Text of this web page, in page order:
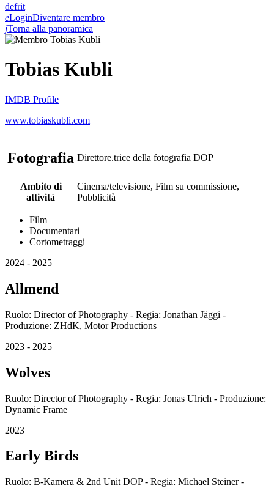
defrit
eLoginDiventare membro
jTorna alla panoramica
Tobias Kubli
IMDB Profile
www.tobiaskubli.com
Fotografia Direttore.trice della fotografia DOP
Ambito di
attività
Cinema/televisione, Film su commissione,
Pubblicità
Film
Documentari
Cortometraggi
2024 - 2025
Allmend
Ruolo: Director of Photography - Regia: Jonathan Jäggi -
Produzione: ZHdK, Motor Productions
2023 - 2025
Wolves
Ruolo: Director of Photography - Regia: Jonas Ulrich - Produzione:
Dynamic Frame
2023
Early Birds
Ruolo: B-Kamera & 2nd Unit DOP - Regia: Michael Steiner -